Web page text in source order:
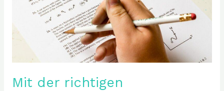
Mit der richtigen
Hausarbeit